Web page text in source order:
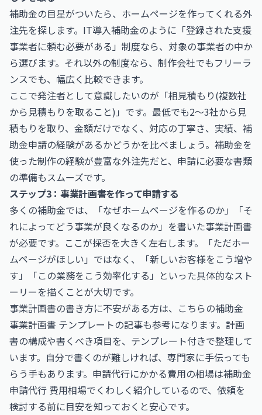
補助金の目星がついたら、ホームページを作ってくれる外
注先を探します。IT導入補助金のように「登録された支援
事業者に頼む必要がある」制度なら、対象の事業者の中か
ら選びます。それ以外の制度なら、制作会社でもフリーラ
ンスでも、幅広く比較できます。
ここで発注者として意識したいのが「相見積もり(複数社
から見積もりを取ること)」です。最低でも2〜3社から見
積もりを取り、金額だけでなく、対応の丁寧さ、実績、補
助金申請の経験があるかどうかを比べましょう。補助金を
使った制作の経験が豊富な外注先だと、申請に必要な書類
の準備もスムーズです。
ステップ3：事業計画書を作って申請する
多くの補助金では、「なぜホームページを作るのか」「そ
れによってどう事業が良くなるのか」を書いた事業計画書
が必要です。ここが採否を大きく左右します。「ただホー
ムページがほしい」ではなく、「新しいお客様をこう増や
す」「この業務をこう効率化する」といった具体的なスト
ーリーを描くことが大切です。
事業計画書の書き方に不安がある方は、こちらの補助金
事業計画書 テンプレートの記事も参考になります。計画
書の構成や書くべき項目を、テンプレート付きで整理して
います。自分で書くのが難しければ、専門家に手伝っても
らう手もあります。申請代行にかかる費用の相場は補助金
申請代行 費用相場でくわしく紹介しているので、依頼を
検討する前に目安を知っておくと安心です。